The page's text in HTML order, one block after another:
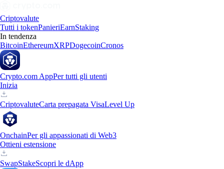
Criptovalute
Tutti i tokenPanieriEarnStaking
In tendenza
BitcoinEthereumXRPDogecoinCronos
Crypto.com AppPer tutti gli utenti
Inizia
CriptovaluteCarta prepagata VisaLevel Up
OnchainPer gli appassionati di Web3
Ottieni estensione
SwapStakeScopri le dApp